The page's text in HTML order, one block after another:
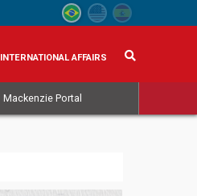
INTERNATIONAL AFFAIRS
Mackenzie Portal